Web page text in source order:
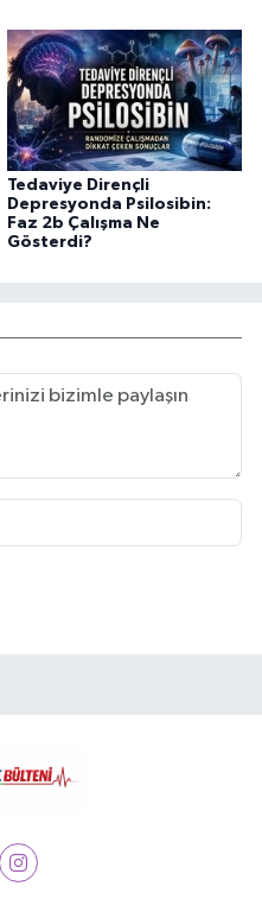
Tedaviye Dirençli
Depresyonda Psilosibin:
Faz 2b Çalışma Ne
Gösterdi?